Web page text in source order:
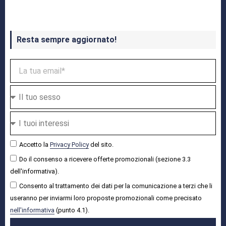
Resta sempre aggiornato!
Accetto la Privacy Policydel sito.
Do il consenso a ricevere offerte promozionali (sezione 3.3
dell'informativa).
Consento al trattamento dei dati per la comunicazione a terzi che li
useranno per inviarmi loro proposte promozionali come precisato
nell'informativa (punto 4.1).